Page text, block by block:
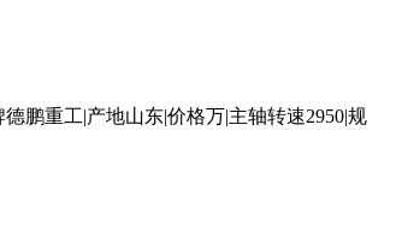
鹏重工|产地山东|价格万|主轴转速2950|规